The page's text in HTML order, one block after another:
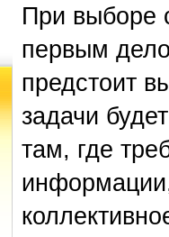
При выборе
первым
предстоит
задачи
там, где